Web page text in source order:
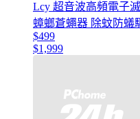
Lcy 超音波高頻電子
蟑螂蒼蠅器 除蚊防蟻
$499
$1,999